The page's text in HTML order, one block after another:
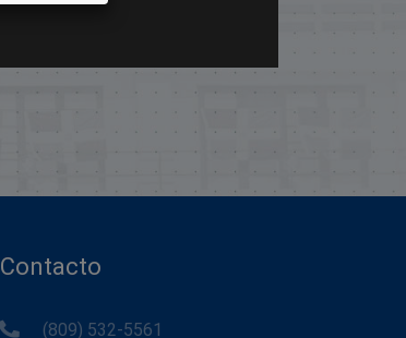
Contacto
(809) 532-5561